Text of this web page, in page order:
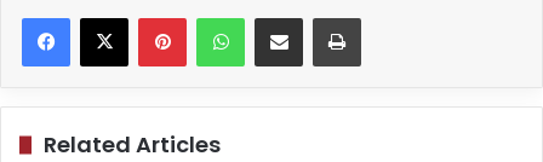
PinterestWhatsAppShare via Email Print
Related Articles